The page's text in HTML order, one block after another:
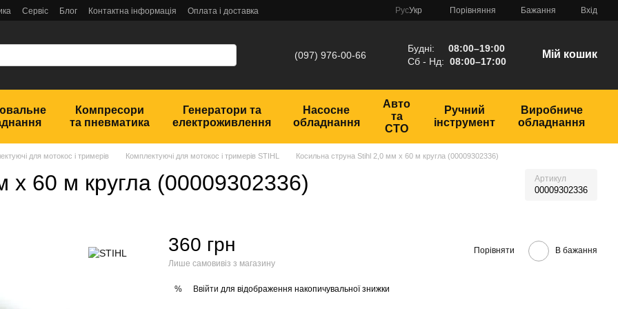
Сервіс Блог Контактна інформація
Оплата і доставка
РусУкр Порівняння Бажання Вхід
(097) 976-00-66
Будні: 08:00–19:00
Сб - Нд: 08:00–17:00
Мій кошик
Компресори
та пневматика
Генератори та
електроживлення
Насосне
обладнання
Авто
та
СТО
Ручний
інструмент
Виробниче
обладнання
для мотокос і тримерів Комплектуючі для мотокос і тримерів STIHL Косильна струна Stihl 2,0 мм х 60 м кругла (00009302336)
х 60 м кругла (00009302336) Артикул
00009302336
360 грн
Лише самовивіз з магазину
Порівняти В бажання
% Ввійти для відображення накопичувальної знижки